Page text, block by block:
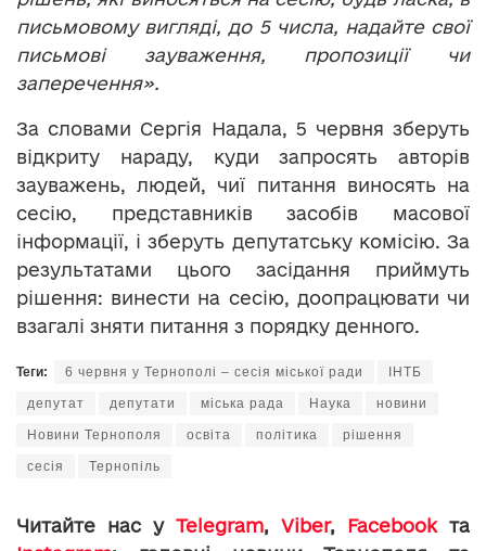
письмовому вигляді, до 5 числа, надайте свої
письмові зауваження, пропозиції чи
заперечення».
За словами Сергія Надала, 5 червня зберуть
відкриту нараду, куди запросять авторів
зауважень, людей, чиї питання виносять на
сесію, представників засобів масової
інформації, і зберуть депутатську комісію. За
результатами цього засідання приймуть
рішення: винести на сесію, доопрацювати чи
взагалі зняти питання з порядку денного.
Теги: 6 червня у Тернополі – сесія міської ради ІНТБ
депутат депутати міська рада Наука новини
Новини Тернополя освіта політика рішення
сесія Тернопіль
Читайте нас у Telegram, Viber, Facebookта